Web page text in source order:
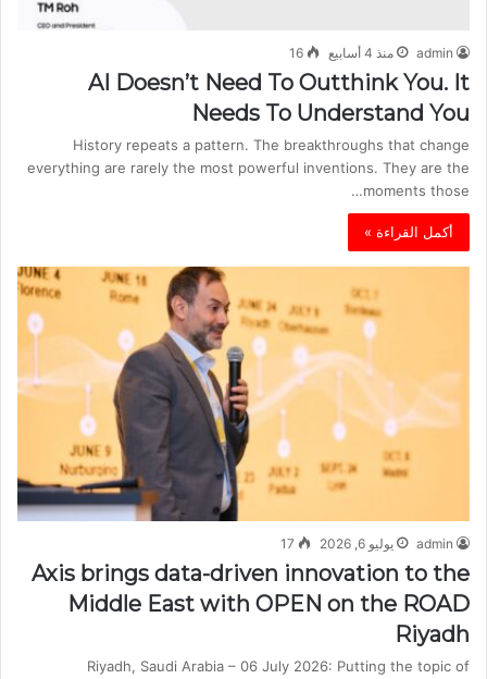
admin منذ 4 أسابيع 16
AI Doesn’t Need To Outthink You. It
Needs To Understand You
History repeats a pattern. The breakthroughs that change
everything are rarely the most powerful inventions. They are the
moments those…
أكمل القراءة »
admin يوليو 6, 2026 17
Axis brings data-driven innovation to the
Middle East with OPEN on the ROAD
Riyadh
Riyadh, Saudi Arabia – 06 July 2026: Putting the topic of